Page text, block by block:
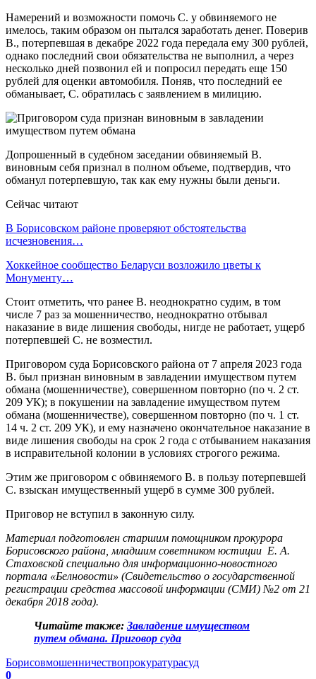
Намерений и возможности помочь С. у обвиняемого не
имелось, таким образом он пытался заработать денег. Поверив
В., потерпевшая в декабре 2022 года передала ему 300 рублей,
однако последний свои обязательства не выполнил, а через
несколько дней позвонил ей и попросил передать еще 150
рублей для оценки автомобиля. Поняв, что последний ее
обманывает, С. обратилась с заявлением в милицию.
Допрошенный в судебном заседании обвиняемый В.
виновным себя признал в полном объеме, подтвердив, что
обманул потерпевшую, так как ему нужны были деньги.
Сейчас читают
В Борисовском районе проверяют обстоятельства
исчезновения…
Хоккейное сообщество Беларуси возложило цветы к
Монументу…
Стоит отметить, что ранее В. неоднократно судим, в том
числе 7 раз за мошенничество, неоднократно отбывал
наказание в виде лишения свободы, нигде не работает, ущерб
потерпевшей С. не возместил.
Приговором суда Борисовского района от 7 апреля 2023 года
В. был признан виновным в завладении имуществом путем
обмана (мошенничестве), совершенном повторно (по ч. 2 ст.
209 УК); в покушении на завладение имуществом путем
обмана (мошенничестве), совершенном повторно (по ч. 1 ст.
14 ч. 2 ст. 209 УК), и ему назначено окончательное наказание в
виде лишения свободы на срок 2 года с отбыванием наказания
в исправительной колонии в условиях строгого режима.
Этим же приговором с обвиняемого В. в пользу потерпевшей
С. взыскан имущественный ущерб в сумме 300 рублей.
Приговор не вступил в законную силу.
Материал подготовлен старшим помощником прокурора
Борисовского района, младшим советником юстиции Е. А.
Стаховской специально для информационно-новостного
портала «Белновости» (Свидетельство о государственной
регистрации средства массовой информации (СМИ) №2 от 21
декабря 2018 года).
Читайте также: Завладение имуществом
путем обмана. Приговор суда
Борисовмошенничествопрокуратурасуд
0